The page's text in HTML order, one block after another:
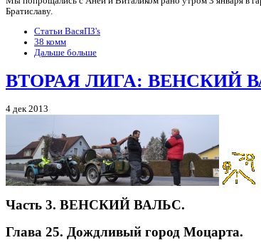
Братиславу.
Статьи ВасяПЗ's
38 комм
Дальше больше
ВТОРАЯ ЛИГА: ВЕНСКИЙ
4 дек 2013
Часть 3. ВЕНСКИЙ ВАЛЬС.
Глава 25. Дождливый город Моцарта.